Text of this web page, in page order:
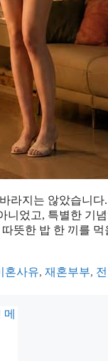
라지는 않았습니
었고, 특별한 기
뜻한 밥 한 끼를
혼사유, 재혼부부,